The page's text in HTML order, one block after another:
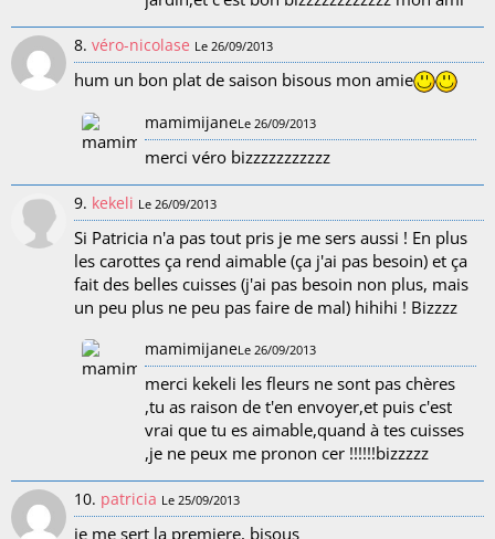
8. véro-nicolase Le 26/09/2013
hum un bon plat de saison bisous mon amie
mamimijaneLe 26/09/2013
merci véro bizzzzzzzzzzz
9. kekeli Le 26/09/2013
Si Patricia n'a pas tout pris je me sers aussi ! En plus
les carottes ça rend aimable (ça j'ai pas besoin) et ça
fait des belles cuisses (j'ai pas besoin non plus, mais
un peu plus ne peu pas faire de mal) hihihi ! Bizzzz
mamimijaneLe 26/09/2013
merci kekeli les fleurs ne sont pas chères
,tu as raison de t'en envoyer,et puis c'est
vrai que tu es aimable,quand à tes cuisses
,je ne peux me pronon cer !!!!!!bizzzzz
10. patricia Le 25/09/2013
je me sert la premiere, bisous